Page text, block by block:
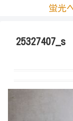
蛍光
25327407_s